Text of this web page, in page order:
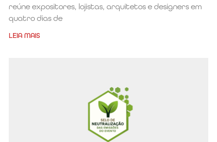
reúne expositores, lojistas, arquitetos e designers em
quatro dias de
LEIA MAIS